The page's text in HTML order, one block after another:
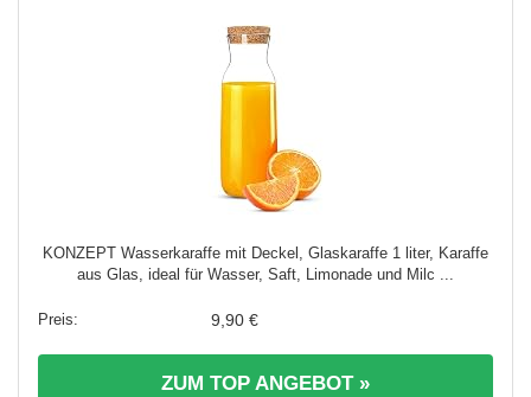
KONZEPT Wasserkaraffe mit Deckel, Glaskaraffe 1 liter, Karaffe
aus Glas, ideal für Wasser, Saft, Limonade und Milc ...
9,90 €
ZUM TOP ANGEBOT »